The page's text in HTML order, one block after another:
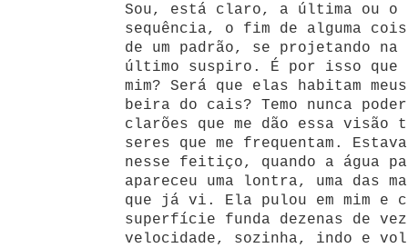
Sou, está claro, a última ou o
sequência, o fim de alguma
de um padrão, se projetando na
último suspiro. É por isso que
mim? Será que elas habitam
beira do cais? Temo nunca
clarões que me dão essa visão
seres que me frequentam.
nesse feitiço, quando a água
apareceu uma lontra, uma das
que já vi. Ela pulou em mim e
superfície funda dezenas de
velocidade, sozinha, indo e